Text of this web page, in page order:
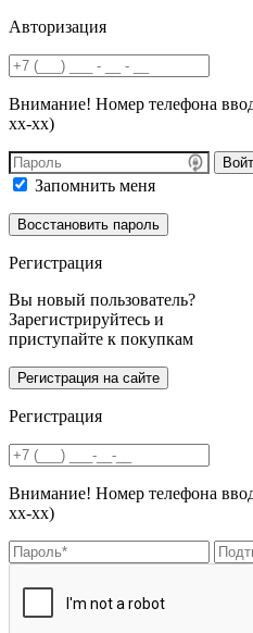
Авторизация
Внимание! Номер телефона
хх-хх)
Запомнить меня
Регистрация
Вы новый пользователь?
Зарегистрируйтесь и
приступайте к покупкам
Регистрация
Внимание! Номер телефона
хх-хх)